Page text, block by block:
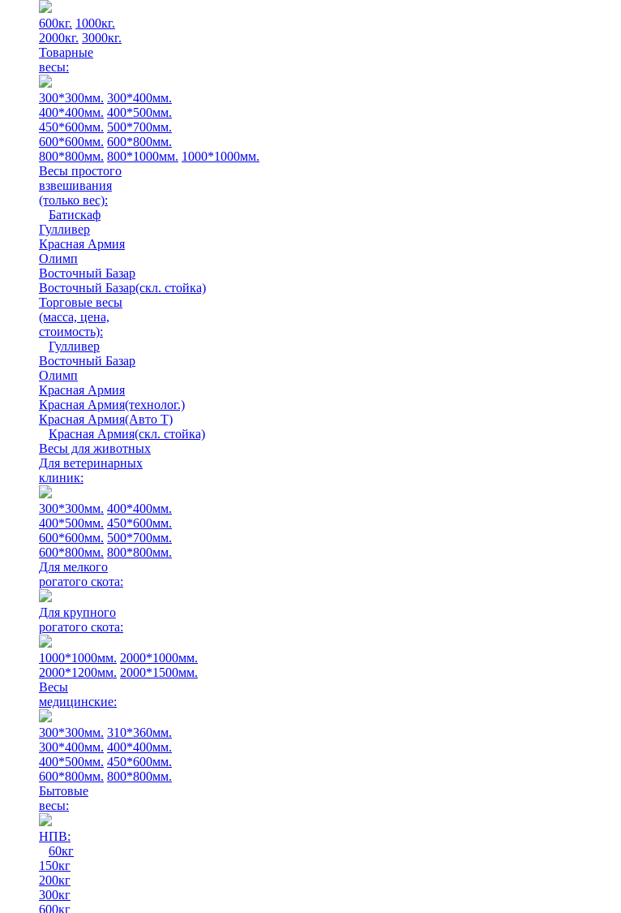
600кг. 1000кг.
2000кг. 3000кг.
Товарные
весы:
300*300мм. 300*400мм.
400*400мм. 400*500мм.
450*600мм. 500*700мм.
600*600мм. 600*800мм.
800*800мм. 800*1000мм. 1000*1000мм.
Весы простого
взвешивания
(только вес):
Батискаф
Гулливер
Красная Армия
Олимп
Восточный Базар
Восточный Базар(скл. стойка)
Торговые весы
(масса, цена,
стоимость):
Гулливер
Восточный Базар
Олимп
Красная Армия
Красная Армия(технолог.)
Красная Армия(Авто Т)
Красная Армия(скл. стойка)
Весы для животных
Для ветеринарных
клиник:
300*300мм. 400*400мм.
400*500мм. 450*600мм.
600*600мм. 500*700мм.
600*800мм. 800*800мм.
Для мелкого
рогатого скота:
Для крупного
рогатого скота:
1000*1000мм. 2000*1000мм.
2000*1200мм. 2000*1500мм.
Весы
медицинские:
300*300мм. 310*360мм.
300*400мм. 400*400мм.
400*500мм. 450*600мм.
600*800мм. 800*800мм.
Бытовые
весы:
НПВ:
60кг
150кг
200кг
300кг
600кг